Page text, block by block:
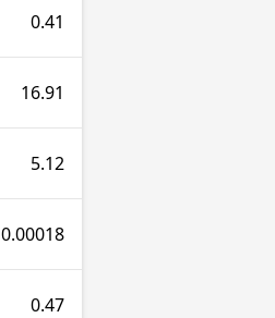
0.41
16.91
5.12
0.00018
0.47